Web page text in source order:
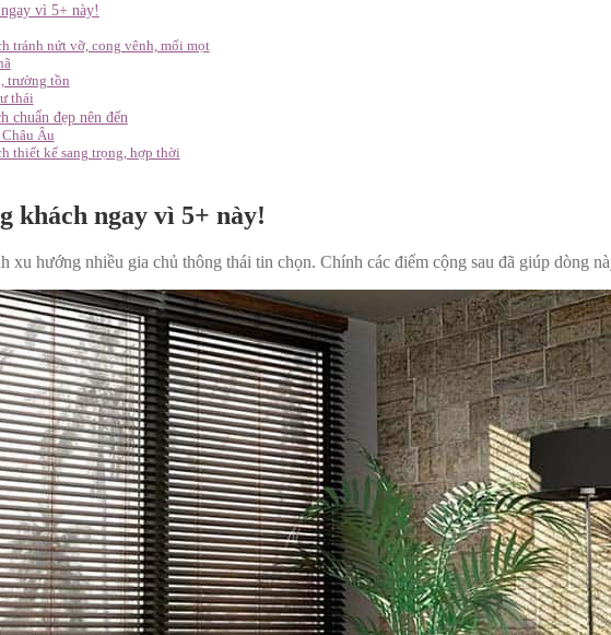
vì 5+ này!
tránh nứt vỡ, cong vênh, mối mọt
trường tồn
thái
chuẩn đẹp nên đến
Âu
thiết kế sang trọng, hợp thời
khách ngay vì 5+ này!
xu hướng nhiều gia chủ thông thái tin chọn. Chính các điểm cộng sau đã giúp dòng